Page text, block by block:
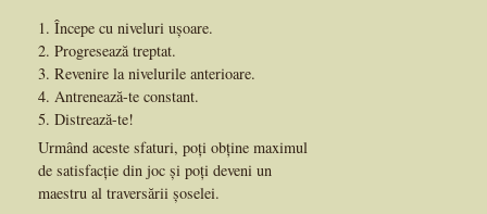
Începe cu niveluri ușoare.
Progresează treptat.
Revenire la nivelurile anterioare.
Antrenează-te constant.
Distrează-te!
Urmând aceste sfaturi, poți obține maximul
de satisfacție din joc și poți deveni un
maestru al traversării șoselei.